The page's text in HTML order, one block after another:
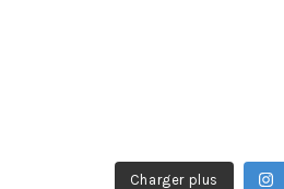
Charger plus